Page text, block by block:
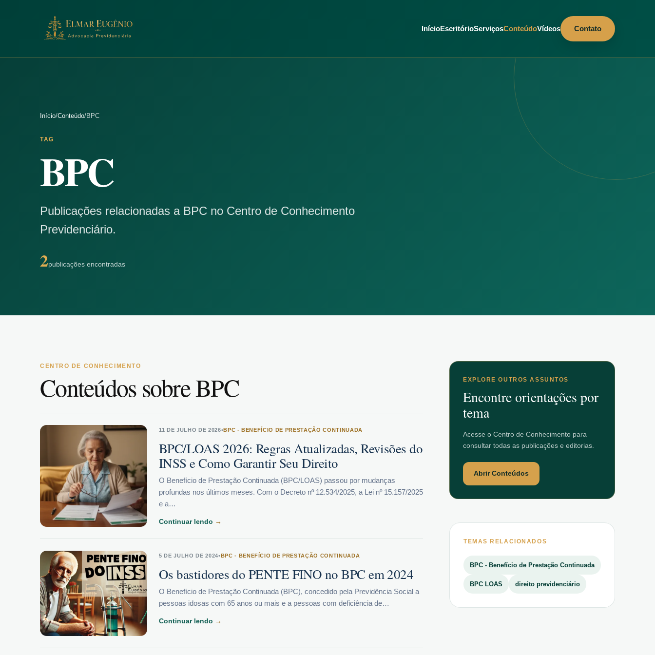
InícioEscritórioServiçosConteúdoVídeos Contato
Início/Conteúdo/BPC
TAG
BPC
Publicações relacionadas a BPC no Centro de Conhecimento
Previdenciário.
2publicações encontradas
CENTRO DE CONHECIMENTO
Conteúdos sobre BPC
11 DE JULHO DE 2026•BPC - BENEFÍCIO DE PRESTAÇÃO CONTINUADA
BPC/LOAS 2026: Regras Atualizadas, Revisões do
INSS e Como Garantir Seu Direito
O Benefício de Prestação Continuada (BPC/LOAS) passou por mudanças
profundas nos últimos meses. Com o Decreto nº 12.534/2025, a Lei nº 15.157/2025
e a…
Continuar lendo →
5 DE JULHO DE 2024•BPC - BENEFÍCIO DE PRESTAÇÃO CONTINUADA
Os bastidores do PENTE FINO no BPC em 2024
O Benefício de Prestação Continuada (BPC), concedido pela Previdência Social a
pessoas idosas com 65 anos ou mais e a pessoas com deficiência de…
Continuar lendo →
EXPLORE OUTROS ASSUNTOS
Encontre orientações por
tema
Acesse o Centro de Conhecimento para
consultar todas as publicações e editorias.
Abrir Conteúdos
TEMAS RELACIONADOS
BPC - Benefício de Prestação Continuada
BPC LOAS direito previdenciário